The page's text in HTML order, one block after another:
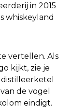
in 2015
whiskeyland
vertellen. Als
kijkt, zie je
de vogel
eindigt.